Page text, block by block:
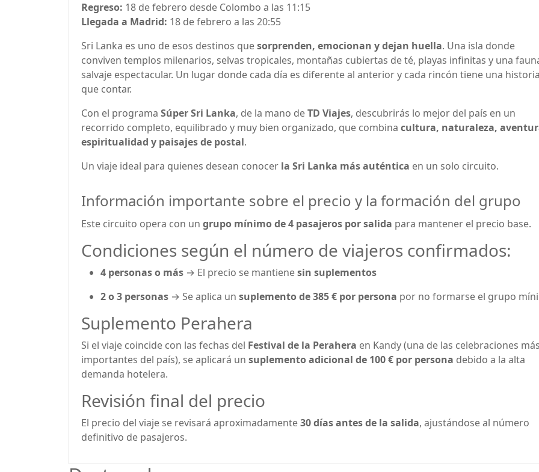
Regreso: 18 de febrero desde Colombo a las 11:15
Llegada a Madrid: 18 de febrero a las 20:55
Sri Lanka es uno de esos destinos quesorprenden, emocionan y dejan huella. Una isla donde
conviven templos milenarios, selvas tropicales, montañas cubiertas de té, playas infinitas y una
salvaje espectacular. Un lugar donde cada día es diferente al anterior y cada rincón tiene una
que contar.
Con el programa Súper Sri Lanka, de la mano deTD Viajes, descubrirás lo mejor del país en un
recorrido completo, equilibrado y muy bien organizado, que combina cultura, naturaleza,
espiritualidad y paisajes de postal.
Un viaje ideal para quienes desean conocer la Sri Lanka más auténtica en un solo circuito.
Información importante sobre el precio y la formación del grupo
Este circuito opera con un grupo mínimo de 4 pasajeros por salida para mantener el precio base.
Condiciones según el número de viajeros confirmados:
4 personas o más → El precio se mantienesin suplementos
2 o 3 personas → Se aplica un suplemento de 385 € por persona por no formarse el grupo
Suplemento Perahera
Si el viaje coincide con las fechas del Festival de la Perahera en Kandy (una de las celebraciones
importantes del país), se aplicará un suplemento adicional de 100 € por persona debido a la alta
demanda hotelera.
Revisión final del precio
El precio del viaje se revisará aproximadamente30 días antes de la salida, ajustándose al número
definitivo de pasajeros.